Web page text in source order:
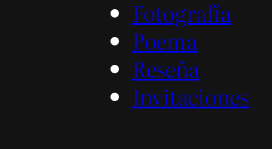
Fotografía
Poema
Reseña
Invitaciones